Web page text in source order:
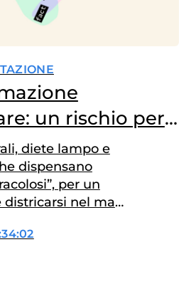
un rischio per
giovani che
social
diete lampo e
dispensano
per un
districarsi nel mare
Dietro slogan